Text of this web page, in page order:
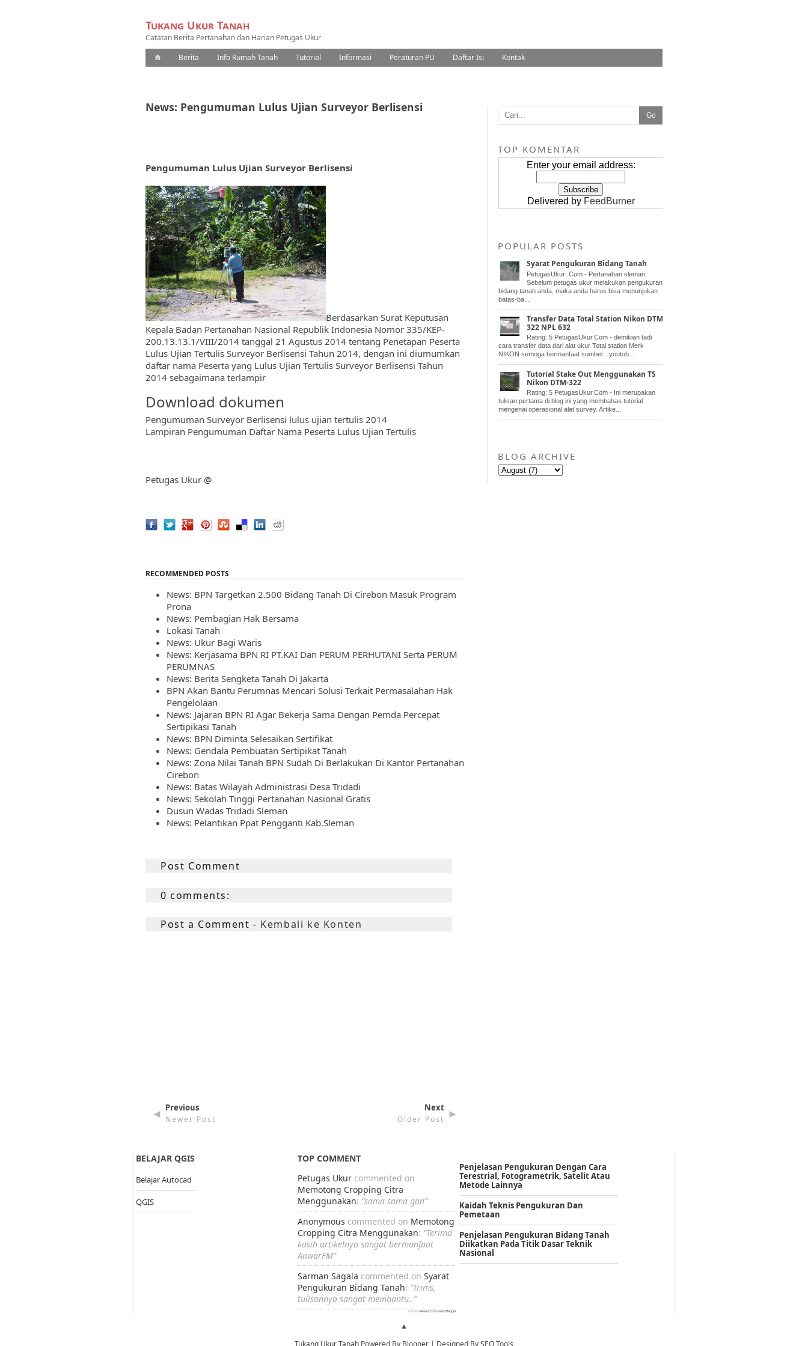
Tukang Ukur Tanah
Catatan Berita Pertanahan dan Harian Petugas Ukur
Berita
Info Rumah Tanah Tutorial Informasi Peraturan PU Daftar Isi Kontak
News: Pengumuman Lulus Ujian Surveyor Berlisensi
Pengumuman Lulus Ujian Surveyor Berlisensi
Berdasarkan Surat Keputusan
Kepala Badan Pertanahan Nasional Republik Indonesia Nomor 335/KEP-
200.13.13.1/VIII/2014 tanggal 21 Agustus 2014 tentang Penetapan Peserta
Lulus Ujian Tertulis Surveyor Berlisensi Tahun 2014, dengan ini diumumkan
daftar nama Peserta yang Lulus Ujian Tertulis Surveyor Berlisensi Tahun
2014 sebagaimana terlampir
Download dokumen
Pengumuman Surveyor Berlisensi lulus ujian tertulis 2014
Lampiran Pengumuman Daftar Nama Peserta Lulus Ujian Tertulis
Petugas Ukur @
RECOMMENDED POSTS
News: BPN Targetkan 2.500 Bidang Tanah Di Cirebon Masuk Program
Prona
News: Pembagian Hak Bersama
Lokasi Tanah
News: Ukur Bagi Waris
News: Kerjasama BPN RI PT.KAI Dan PERUM PERHUTANI Serta PERUM
PERUMNAS
News: Berita Sengketa Tanah Di Jakarta
BPN Akan Bantu Perumnas Mencari Solusi Terkait Permasalahan Hak
Pengelolaan
News: Jajaran BPN RI Agar Bekerja Sama Dengan Pemda Percepat
Sertipikasi Tanah
News: BPN Diminta Selesaikan Sertifikat
News: Gendala Pembuatan Sertipikat Tanah
News: Zona Nilai Tanah BPN Sudah Di Berlakukan Di Kantor Pertanahan
Cirebon
News: Batas Wilayah Administrasi Desa Tridadi
News: Sekolah Tinggi Pertanahan Nasional Gratis
Dusun Wadas Tridadi Sleman
News: Pelantikan Ppat Pengganti Kab.sleman
Post Comment
0 comments:
Post a Comment - Kembali ke Konten
◄ Previous
Newer Post ►
Next
Older Post
Go
TOP KOMENTAR
Enter your email address:
Delivered by FeedBurner
POPULAR POSTS
Syarat Pengukuran Bidang Tanah
PetugasUkur .Com - Pertanahan sleman,
Sebelum petugas ukur melakukan pengukuran
bidang tanah anda, maka anda harus bisa menunjukan
batas-ba...
Transfer Data Total Station Nikon DTM
322 NPL 632
Rating: 5 PetugasUkur.Com - demikian tadi
cara transfer data dari alat ukur Total station Merk
NIKON semoga bermanfaat sumber : youtob...
Tutorial Stake Out Menggunakan TS
Nikon DTM-322
Rating: 5 PetugasUkur.Com - Ini merupakan
tulisan pertama di blog ini yang membahas tutorial
mengenai operasional alat survey. Artike...
BLOG ARCHIVE
BELAJAR QGIS
Belajar Autocad
QGIS
TOP COMMENT
Petugas Ukur commented on
Memotong Cropping Citra
Menggunakan: “sama sama gan”
Anonymous commented on Memotong
Cropping Citra Menggunakan: “Terima
kasih artikelnya sangat bermanfaat
AnwarFM”
Sarman Sagala commented onSyarat
Pengukuran Bidang Tanah: “Trims,
tulisannya sangat membantu..”
Get this Recent Comments Widget
Penjelasan Pengukuran Dengan Cara
Terestrial, Fotogrametrik, Satelit Atau
Metode Lainnya
Kaidah Teknis Pengukuran Dan
Pemetaan
Penjelasan Pengukuran Bidang Tanah
Diikatkan Pada Titik Dasar Teknik
Nasional
▲